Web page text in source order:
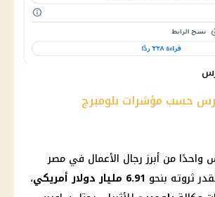
حسب مؤشرات بلومبرج
واحدًا من أبرزرجال الأعمال في مصر
ثروته بنحو 6.91 مليار دولار أمريكي،